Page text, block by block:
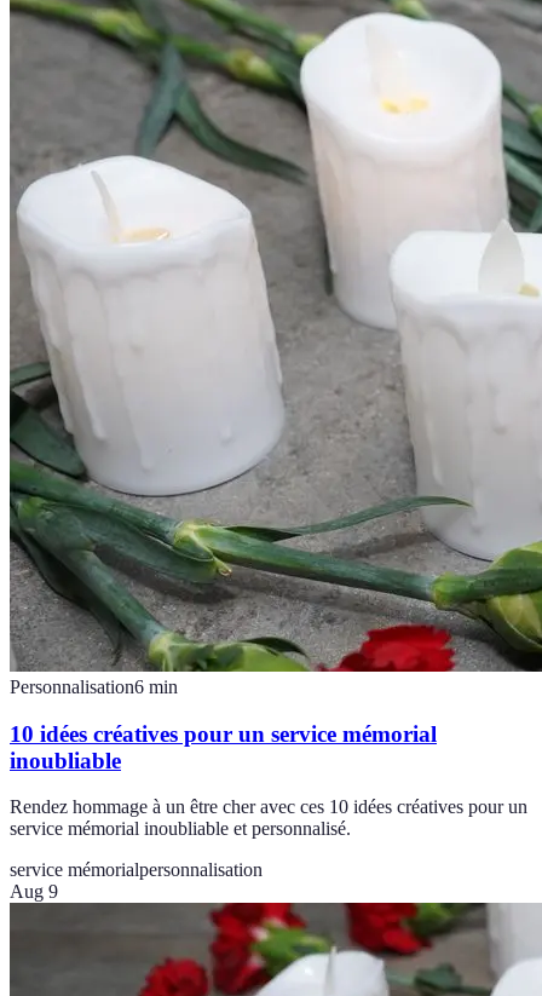
Personnalisation6 min
10 idées créatives pour un service mémorial
inoubliable
Rendez hommage à un être cher avec ces 10 idées créatives pour un
service mémorial inoubliable et personnalisé.
service mémorialpersonnalisation
Aug 9